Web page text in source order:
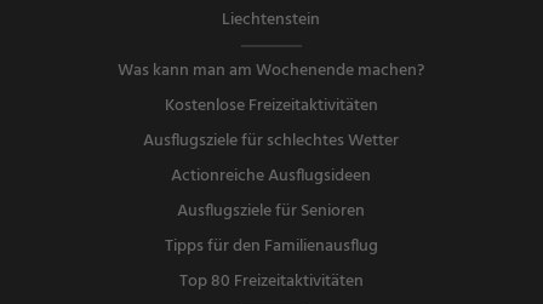
Liechtenstein
Was kann man am Wochenende machen?
Kostenlose Freizeitaktivitäten
Ausflugsziele für schlechtes Wetter
Actionreiche Ausflugsideen
Ausflugsziele für Senioren
Tipps für den Familienausflug
Top 80 Freizeitaktivitäten